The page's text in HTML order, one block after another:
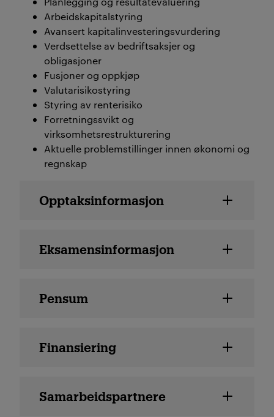
Arbeidskapitalstyring
Avansert kapitalinvesteringsvurdering
Verdsettelse av bedriftsaksjer og
obligasjoner
Fusjoner og oppkjøp
Valutarisikostyring
Styring av renterisiko
Forretningssvikt og
virksomhetsrestrukturering
Aktuelle problemstillinger innen økonomi og
regnskap
Emne detaljer
Opptaksinformasjon
Eksamensinformasjon
Pensum
Finansiering
Samarbeidspartnere